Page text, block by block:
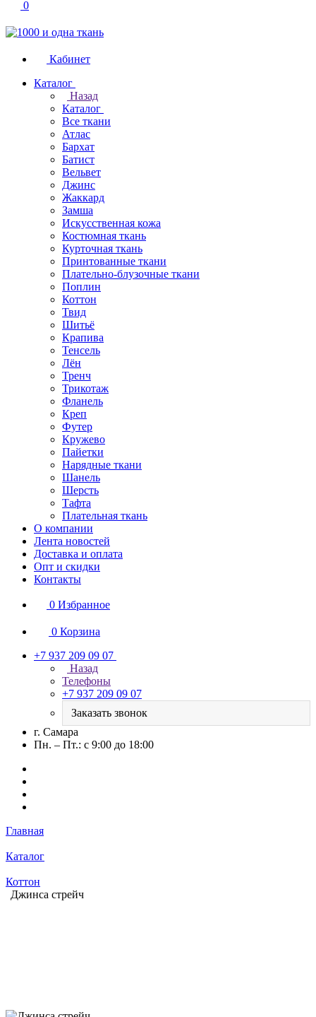
0
Кабинет
Каталог
Назад
Каталог
Все ткани
Атлас
Бархат
Батист
Вельвет
Джинс
Жаккард
Замша
Искусственная кожа
Костюмная ткань
Курточная ткань
Принтованные ткани
Плательно-блузочные ткани
Поплин
Коттон
Твид
Шитьё
Крапива
Тенсель
Лён
Тренч
Трикотаж
Фланель
Креп
Футер
Кружево
Пайетки
Нарядные ткани
Шанель
Шерсть
Тафта
Плательная ткань
О компании
Лента новостей
Доставка и оплата
Опт и скидки
Контакты
0 Избранное
0 Корзина
+7 937 209 09 07
Назад
Телефоны
+7 937 209 09 07
Заказать звонок
г. Самара
Пн. – Пт.: с 9:00 до 18:00
Главная
Каталог
Коттон
Джинса стрейч